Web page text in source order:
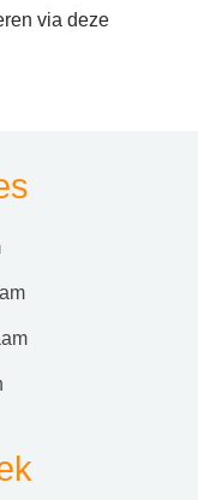
via deze